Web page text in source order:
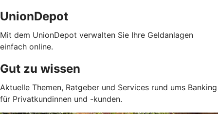
UnionDepot
Mit dem UnionDepot verwalten Sie Ihre Geldanlagen
einfach online.
Gut zu wissen
Aktuelle Themen, Ratgeber und Services rund ums Banking
für Privatkundinnen und -kunden.